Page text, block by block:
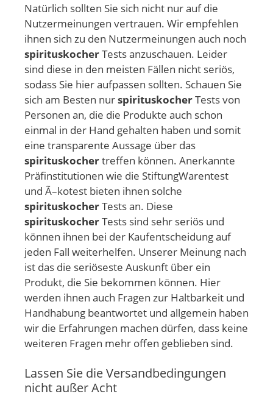
Natürlich sollten Sie sich nicht nur auf die
Nutzermeinungen vertrauen. Wir empfehlen
ihnen sich zu den Nutzermeinungen auch noch
spirituskocherTests anzuschauen. Leider
sind diese in den meisten Fällen nicht seriös,
sodass Sie hier aufpassen sollten. Schauen Sie
sich am Besten nurspirituskocherTests von
Personen an, die die Produkte auch schon
einmal in der Hand gehalten haben und somit
eine transparente Aussage über das
spirituskochertreffen können. Anerkannte
Präfinstitutionen wie die StiftungWarentest
und Ã–kotest bieten ihnen solche
spirituskocherTests an. Diese
spirituskocherTests sind sehr seriös und
können ihnen bei der Kaufentscheidung auf
jeden Fall weiterhelfen. Unserer Meinung nach
ist das die seriöseste Auskunft über ein
Produkt, die Sie bekommen können. Hier
werden ihnen auch Fragen zur Haltbarkeit und
Handhabung beantwortet und allgemein haben
wir die Erfahrungen machen dürfen, dass keine
weiteren Fragen mehr offen geblieben sind.
Lassen Sie die Versandbedingungen
nicht außer Acht